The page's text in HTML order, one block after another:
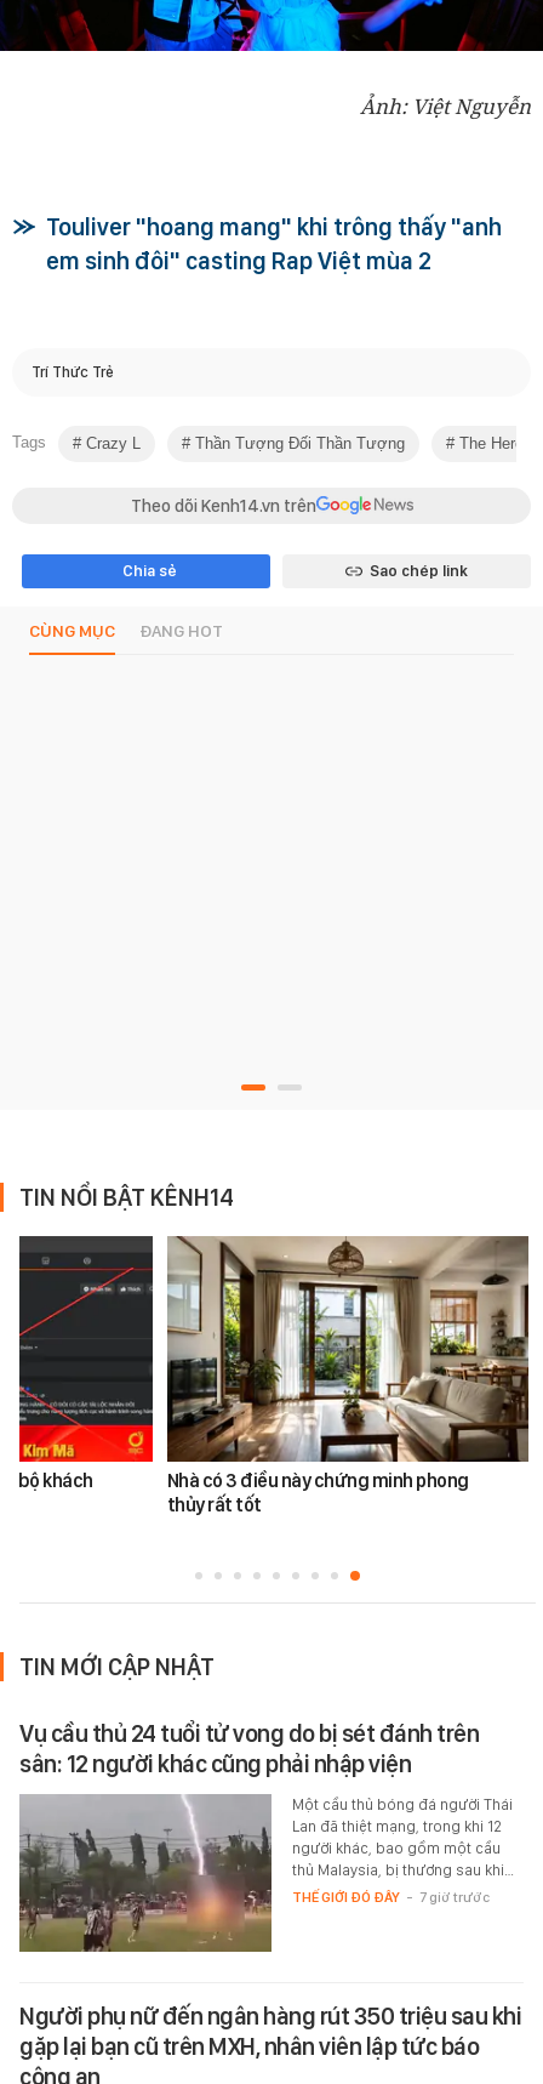
Ảnh: Việt Nguyễn
Touliver "hoang mang" khi trông thấy "anh
em sinh đôi" casting Rap Việt mùa 2
Trí Thức Trẻ
Tags Crazy L Thần Tượng Đối Thần Tượng The Heroes
Theo dõi Kenh14.vn trên
Chia sẻ Sao chép link
CÙNG MỤC ĐANG HOT
TIN NỔI BẬT KÊNH14
bộ khách
Nhà có 3 điều này chứng minh phong
thủy rất tốt
TIN MỚI CẬP NHẬT
Vụ cầu thủ 24 tuổi tử vong do bị sét đánh trên
sân: 12 người khác cũng phải nhập viện
Một cầu thủ bóng đá người Thái
Lan đã thiệt mạng, trong khi 12
người khác, bao gồm một cầu
thủ Malaysia, bị thương sau khi…
THẾ GIỚI ĐÓ ĐÂY - 7 giờ trước
Người phụ nữ đến ngân hàng rút 350 triệu sau khi
gặp lại bạn cũ trên MXH, nhân viên lập tức báo
công an